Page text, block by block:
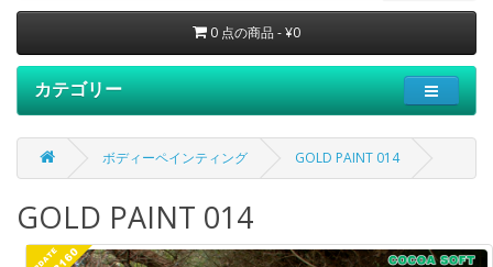
0 点の商品 - ¥0
カテゴリー
ボディーペインティング GOLD PAINT 014
GOLD PAINT 014